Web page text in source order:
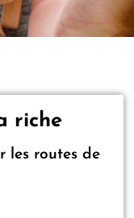
riche
les routes de